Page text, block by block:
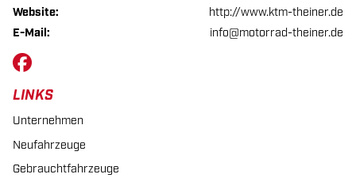
Website:
http://www.ktm-theiner.de
E-Mail:
info@motorrad-theiner.de
LINKS
Unternehmen
Neufahrzeuge
Gebrauchtfahrzeuge